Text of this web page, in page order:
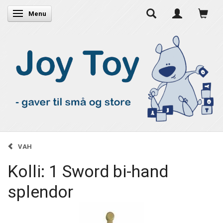
Skifte navigation
Menu
VAH
Kolli: 1 Sword bi-hand
splendor